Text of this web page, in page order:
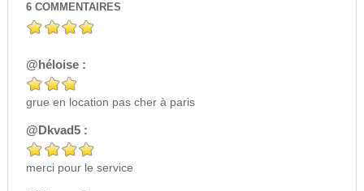
6 COMMENTAIRES
@héloise :
grue en location pas cher à paris
@Dkvad5 :
merci pour le service